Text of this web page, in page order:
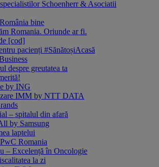
Schoenherr & Asociatii
bine
Romania. Oriunde ar fi.
[cod]
pacienți #SănătoșiAcasă
despre greutatea ta
by ING
IMM by NTT DATA
– spitalul din afară
by Samsung
laptelui
Romania
– Excelență în Oncologie
la zi